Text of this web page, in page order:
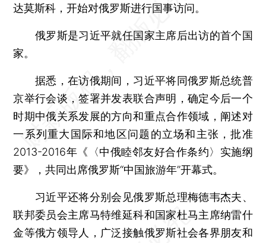
达莫斯科，开始对俄罗斯进行国事访问。
俄罗斯是习近平就任国家主席后出访的首个国
家。
据悉，在访俄期间，习近平将同俄罗斯总统普
京举行会谈，签署并发表联合声明，确定今后一个
时期中俄关系发展的方向和重点合作领域，阐述对
一系列重大国际和地区问题的立场和主张，批准
2013-2016年《〈中俄睦邻友好合作条约〉实施纲
要》，共同出席俄罗斯“中国旅游年”开幕式。
习近平还将分别会见俄罗斯总理梅德韦杰夫、
联邦委员会主席马特维延科和国家杜马主席纳雷什
金等俄方领导人，广泛接触俄罗斯社会各界朋友和